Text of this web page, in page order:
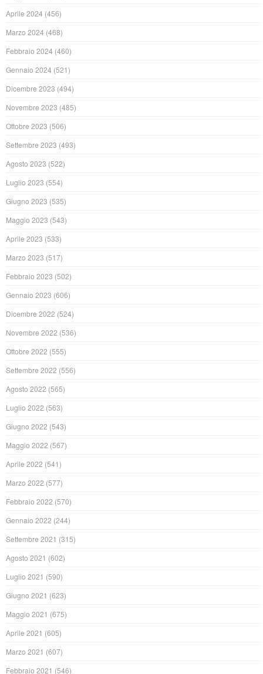
Aprile 2024 (456)
Marzo 2024 (468)
Febbraio 2024 (460)
Gennaio 2024 (521)
Dicembre 2023 (494)
Novembre 2023 (485)
Ottobre 2023 (506)
Settembre 2023 (493)
Agosto 2023 (522)
Luglio 2023 (554)
Giugno 2023 (535)
Maggio 2023 (543)
Aprile 2023 (533)
Marzo 2023 (517)
Febbraio 2023 (502)
Gennaio 2023 (606)
Dicembre 2022 (524)
Novembre 2022 (536)
Ottobre 2022 (555)
Settembre 2022 (556)
Agosto 2022 (565)
Luglio 2022 (563)
Giugno 2022 (543)
Maggio 2022 (567)
Aprile 2022 (541)
Marzo 2022 (577)
Febbraio 2022 (570)
Gennaio 2022 (244)
Settembre 2021 (315)
Agosto 2021 (602)
Luglio 2021 (590)
Giugno 2021 (623)
Maggio 2021 (675)
Aprile 2021 (605)
Marzo 2021 (607)
Febbraio 2021 (546)